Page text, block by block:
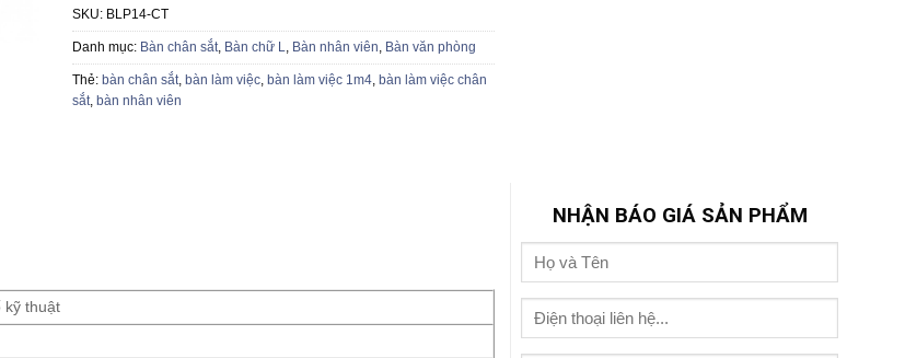
SKU: BLP14-CT
Danh mục: Bàn chân sắt, Bàn chữ L, Bàn nhân viên, Bàn văn phòng
Thẻ: bàn chân sắt, bàn làm việc, bàn làm việc 1m4, bàn làm việc chân
sắt, bàn nhân viên
kỹ thuật
NHẬN BÁO GIÁ SẢN PHẨM